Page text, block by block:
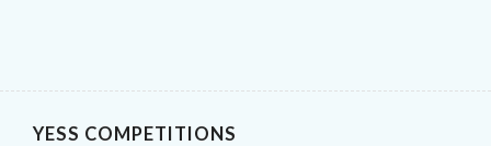
YESS COMPETITIONS